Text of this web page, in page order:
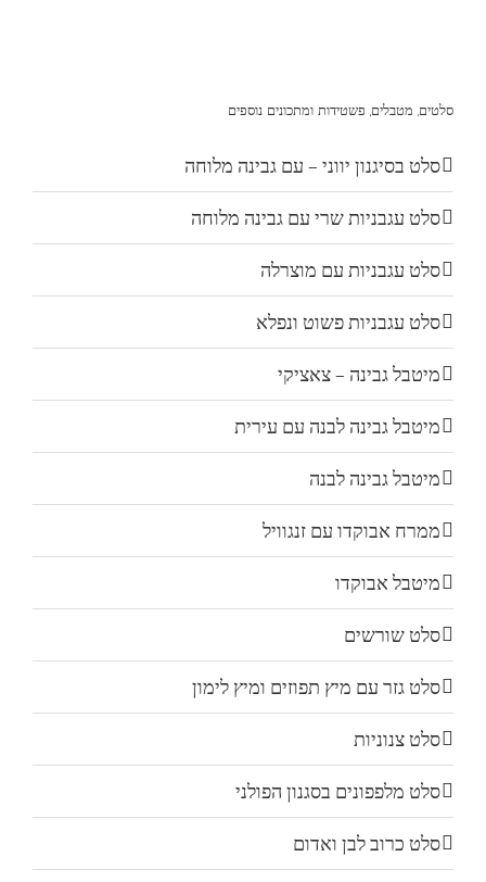
סלטים, מטבלים, פשטידות ומתכונים נוספים
סלט בסיגנון יווני – עם גבינה מלוחה
סלט עגבניות שרי עם גבינה מלוחה
סלט עגבניות עם מוצרלה
סלט עגבניות פשוט ונפלא
מיטבל גבינה – צאציקי
מיטבל גבינה לבנה עם עירית
מיטבל גבינה לבנה
ממרח אבוקדו עם זנגוויל
מיטבל אבוקדו
סלט שורשים
סלט גזר עם מיץ תפוזים ומיץ לימון
סלט צנוניות
סלט מלפפונים בסגנון הפולני
סלט כרוב לבן ואדום